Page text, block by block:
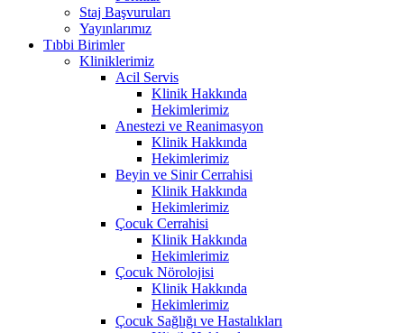
Staj Başvuruları
Yayınlarımız
Tıbbi Birimler
Kliniklerimiz
Acil Servis
Klinik Hakkında
Hekimlerimiz
Anestezi ve Reanimasyon
Klinik Hakkında
Hekimlerimiz
Beyin ve Sinir Cerrahisi
Klinik Hakkında
Hekimlerimiz
Çocuk Cerrahisi
Klinik Hakkında
Hekimlerimiz
Çocuk Nörolojisi
Klinik Hakkında
Hekimlerimiz
Çocuk Sağlığı ve Hastalıkları